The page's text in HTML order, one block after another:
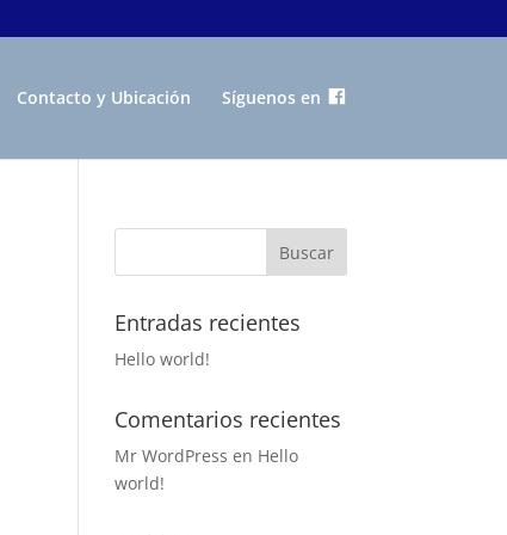
Contacto y Ubicación Síguenos en
Entradas recientes
Hello world!
Comentarios recientes
Mr WordPress en Hello
world!